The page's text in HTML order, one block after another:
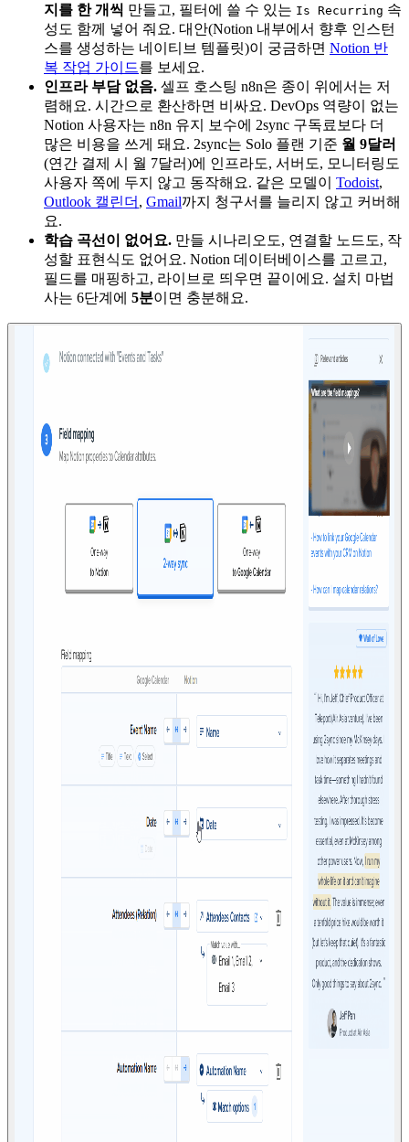
지를 한 개씩 만들고, 필터에 쓸 수 있는 Is Recurring 속
성도 함께 넣어 줘요. 대안(Notion 내부에서 향후 인스턴
스를 생성하는 네이티브 템플릿)이 궁금하면 Notion 반
복 작업 가이드를 보세요.
인프라 부담 없음. 셀프 호스팅 n8n은 종이 위에서는 저
렴해요. 시간으로 환산하면 비싸요. DevOps 역량이 없는
Notion 사용자는 n8n 유지 보수에 2sync 구독료보다 더
많은 비용을 쓰게 돼요. 2sync는 Solo 플랜 기준 월 9달러
(연간 결제 시 월 7달러)에 인프라도, 서버도, 모니터링도
사용자 쪽에 두지 않고 동작해요. 같은 모델이 Todoist,
Outlook 캘린더 , Gmail까지 청구서를 늘리지 않고 커버해
요.
학습 곡선이 없어요. 만들 시나리오도, 연결할 노드도, 작
성할 표현식도 없어요. Notion 데이터베이스를 고르고,
필드를 매핑하고, 라이브로 띄우면 끝이에요. 설치 마법
사는 6단계에 5분이면 충분해요.